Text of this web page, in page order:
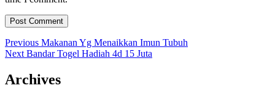
Post
navigation
Previous Previous
post:
Makanan Yg Menaikkan Imun Tubuh
Next Next
Bandar Togel Hadiah 4d 15 Juta
Archives